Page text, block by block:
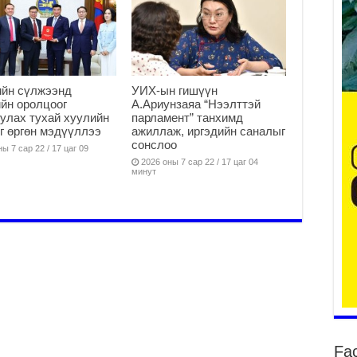
сүлжээнд
оролцоог
тухай хуулийн
өргөн мэдүүллээ
7 сар 22 / 17 цаг 09
УИХ-ын гишүүн
А.Ариунзаяа “Нээлттэй
парламент” танхимд
ажиллаж, иргэдийн саналыг
сонслоо
2026 оны 7 сар 22 / 17 цаг 04
минут